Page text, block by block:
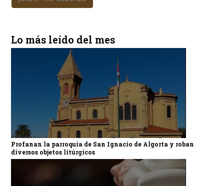
Lo más leído del mes
Profanan la parroquia de San Ignacio de Algorta y roban
diversos objetos litúrgicos